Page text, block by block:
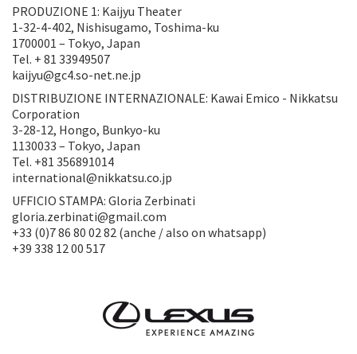
PRODUZIONE 1: Kaijyu Theater
1-32-4-402, Nishisugamo, Toshima-ku
1700001 – Tokyo, Japan
Tel. + 81 33949507
kaijyu@gc4.so-net.ne.jp
DISTRIBUZIONE INTERNAZIONALE: Kawai Emico - Nikkatsu
Corporation
3-28-12, Hongo, Bunkyo-ku
1130033 – Tokyo, Japan
Tel. +81 356891014
international@nikkatsu.co.jp
UFFICIO STAMPA: Gloria Zerbinati
gloria.zerbinati@gmail.com
+33 (0)7 86 80 02 82 (anche / also on whatsapp)
+39 338 12 00 517